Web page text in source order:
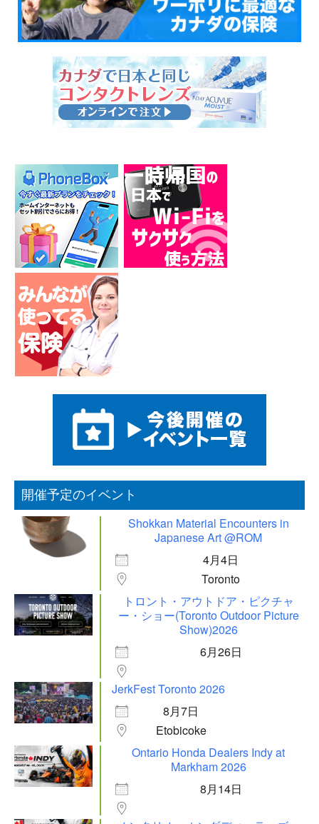
開催予定のイベント
Shokkan Material Encounters in
Japanese Art @ROM
4月4日
Toronto
トロント・アウトドア・ピクチャ
ー・ショー(Toronto Outdoor Picture
Show)2026
6月26日
JerkFest Toronto 2026
8月7日
Etobicoke
Ontario Honda Dealers Indy at
Markham 2026
8月14日